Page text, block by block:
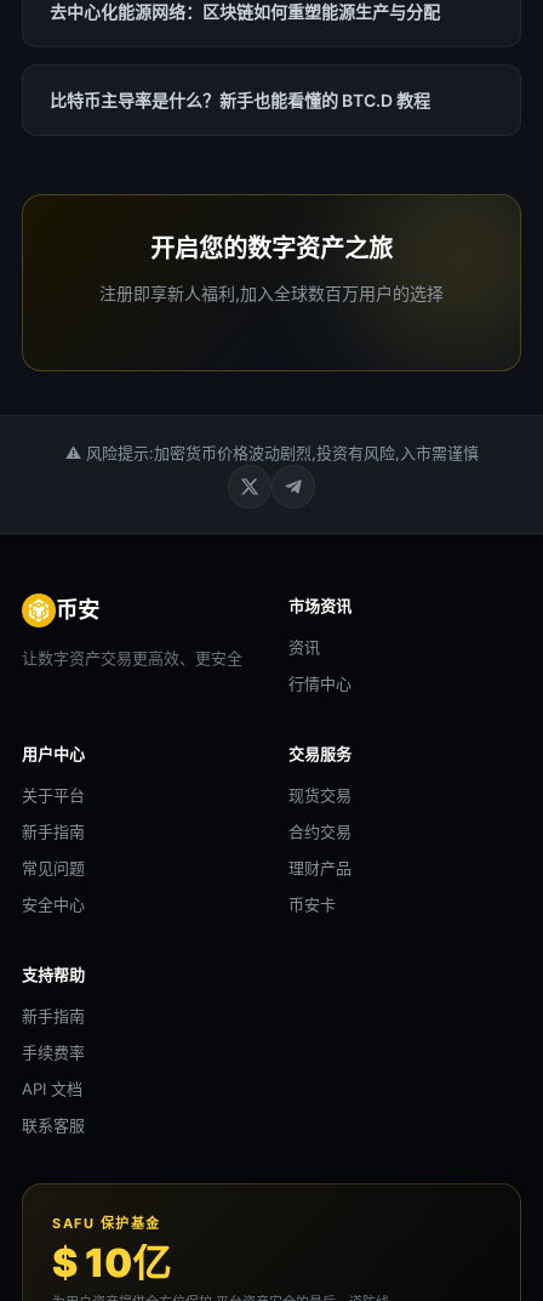
去中心化能源网络：区块链如何重塑能源生产与分配
比特币主导率是什么？新手也能看懂的 BTC.D 教程
开启您的数字资产之旅
注册即享新人福利,加入全球数百万用户的选择
⚠ 风险提示:加密货币价格波动剧烈,投资有风险,入市需谨慎
币安
让数字资产交易更高效、更安全
市场资讯
资讯
行情中心
用户中心
关于平台
新手指南
常见问题
安全中心
交易服务
现货交易
合约交易
理财产品
币安卡
支持帮助
新手指南
手续费率
API 文档
联系客服
SAFU 保护基金
$ 10亿